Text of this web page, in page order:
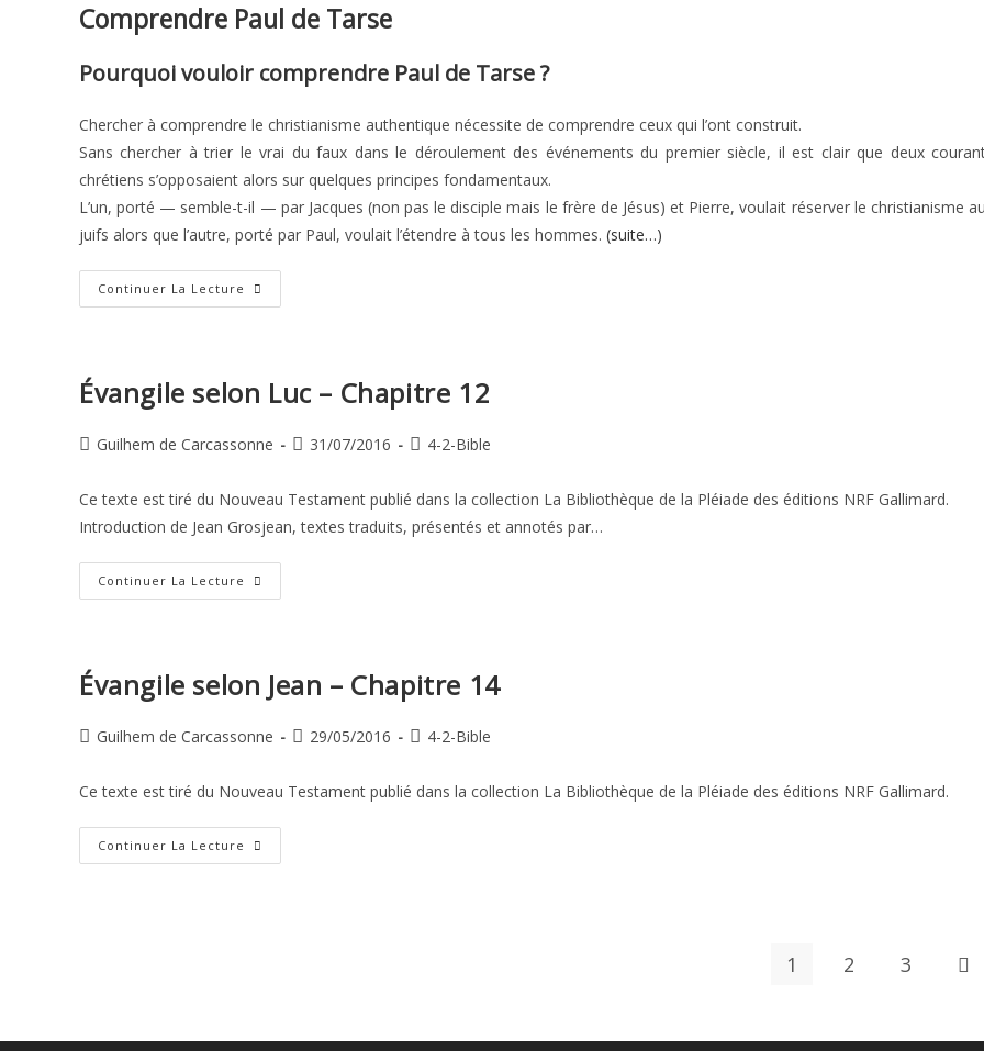
publication :
Comprendre Paul de Tarse
Pourquoi vouloir comprendre Paul de Tarse ?
Chercher à comprendre le christianisme authentique nécessite de comprendre ceux qui l’ont construit.
Sans chercher à trier le vrai du faux dans le déroulement des événements du premier siècle, il est clair que deux
chrétiens s’opposaient alors sur quelques principes fondamentaux.
L’un, porté — semble-t-il — par Jacques (non pas le disciple mais le frère de Jésus) et Pierre, voulait réserver le christianisme
juifs alors que l’autre, porté par Paul, voulait l’étendre à tous les hommes. (suite…)
Continuer La Lecture Comprendre
Paul
Évangile selon Luc – Chapitre 12
Auteur/autrice
la
publication :
Guilhem de Carcassonne
Publication
31/07/2016
Post4-2-Bible
Ce texte est tiré du Nouveau Testament publié dans la collection La Bibliothèque de la Pléiade des éditions NRF Gallimard.
Introduction de Jean Grosjean, textes traduits, présentés et annotés par…
Continuer La Lecture Évangile
Selon
Évangile selon Jean – Chapitre 14
Auteur/autrice
la
publication :
Guilhem de Carcassonne
Publication
29/05/2016
Post4-2-Bible
Ce texte est tiré du Nouveau Testament publié dans la collection La Bibliothèque de la Pléiade des éditions NRF Gallimard.
Continuer La Lecture Évangile
Selon
1 2 3